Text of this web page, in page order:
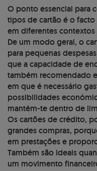
O ponto essencial para
tipos de cartão é o
em diferentes contextos
De um modo geral, o
para pequenas
que a capacidade de
também recomendado
em que é necessário
possibilidades
mantém-te dentro de
Os cartões de crédito,
grandes compras,
em prestações e
Também são ideais
um movimento